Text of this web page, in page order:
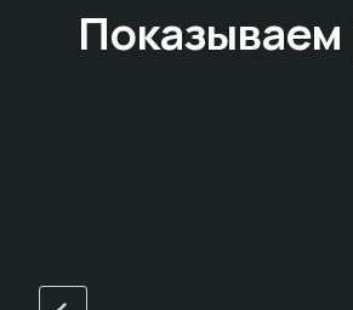
Показываем